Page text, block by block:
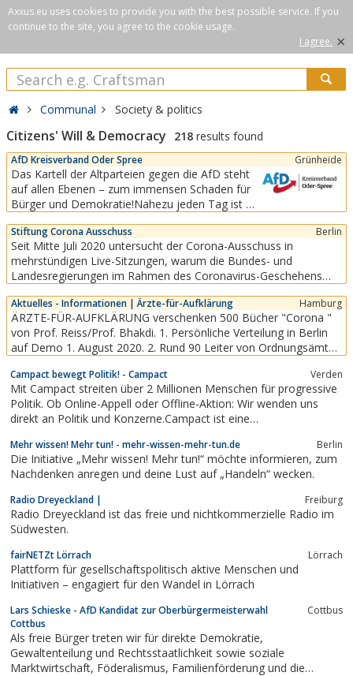
Axxus.eu uses cookies to provide you with the best possible service. If you
continue to the site, you agree to the cookie usage.
I agree. ×
Communal Society & politics
Citizens' Will & Democracy 218 results found
AfD Kreisverband Oder Spree Grünheide
Das Kartell der Altparteien gegen die AfD steht
auf allen Ebenen – zum immensen Schaden für
Bürger und Demokratie!Nahezu jeden Tag ist zu
Ebenen gegen die AfD zu einem höchst
undemokratischen Kartell zusammenschließen.
So soll die AfD aus dem politischen Diskurs
verdrängt und...
Stiftung Corona Ausschuss Berlin
Seit Mitte Juli 2020 untersucht der Corona-Ausschuss in
mehrstündigen Live-Sitzungen, warum die Bundes- und
Landesregierungen im Rahmen des Coronavirus-Geschehens
Folgen....
Aktuelles - Informationen | Ärzte-für-Aufklärung Hamburg
ÄRZTE-FÜR-AUFKLÄRUNG verschenken 500 Bücher "Corona "
von Prof. Reiss/Prof. Bhakdi. 1. Persönliche Verteilung in Berlin
auf Demo 1. August 2020. 2. Rund 90 Leiter von Ordnungsämter
Anlage zu einem Einschreiben der ÄRZTE-FÜR-AUFKLÄRUNG.
Campact bewegt Politik! - Campact Verden
Mit Campact streiten über 2 Millionen Menschen für progressive
Politik. Ob Online-Appell oder Offline-Aktion: Wir wenden uns
direkt an Politik und Konzerne.Campact ist eine
progressive Politik streiten.
Mehr wissen! Mehr tun! - mehr-wissen-mehr-tun.de Berlin
Die Initiative „Mehr wissen! Mehr tun!“ möchte informieren, zum
Nachdenken anregen und deine Lust auf „Handeln“ wecken.
Radio Dreyeckland | Freiburg
Radio Dreyeckland ist das freie und nichtkommerzielle Radio im
Südwesten.
fairNETZt Lörrach Lörrach
Plattform für gesellschaftspolitisch aktive Menschen und
Initiativen – engagiert für den Wandel in Lörrach
Lars Schieske - AfD Kandidat zur Oberbürgermeisterwahl
Cottbus
Cottbus
Als freie Bürger treten wir für direkte Demokratie,
Gewaltenteilung und Rechtsstaatlichkeit sowie soziale
Marktwirtschaft, Föderalismus, Familienförderung und die